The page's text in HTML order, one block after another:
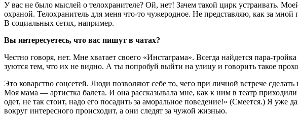
У вас не было мыслей о телохранителе? Ой, нет! Зачем такой цирк устраивать.
охраной. Телохранитель для меня что-то чужеродное. Не представляю, как за
В со­циальных сетях, например.
Вы интересуетесь, что вас пишут в чатах?
Честно говоря, нет. Мне хватает сво­его «Инстаграма». Всегда най­дется пара-
зуются тем, что их не видно. А ты попробуй выйти на улицу и говорить такое
Это коварство соцсетей. Люди позволяют себе то, чего при личной встрече
Моя мама — ар­тистка балета. И она рассказы­вала мне, как к ним в театр
одет, не так стоит, надо его посадить за аморальное поведение!» (Смеется.) Я
вокруг интересного происходит, а они следят за чужой жизнью.